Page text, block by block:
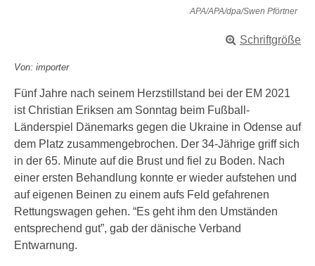
APA/APA/dpa/Swen Pförtner
Schriftgröße
Von: importer
Fünf Jahre nach seinem Herzstillstand bei der EM 2021
ist Christian Eriksen am Sonntag beim Fußball-
Länderspiel Dänemarks gegen die Ukraine in Odense auf
dem Platz zusammengebrochen. Der 34-Jährige griff sich
in der 65. Minute auf die Brust und fiel zu Boden. Nach
einer ersten Behandlung konnte er wieder aufstehen und
auf eigenen Beinen zu einem aufs Feld gefahrenen
Rettungswagen gehen. “Es geht ihm den Umständen
entsprechend gut”, gab der dänische Verband
Entwarnung.